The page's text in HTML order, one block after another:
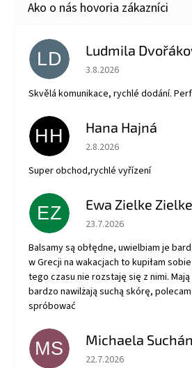
LD Ludmila
Hodnotenie obchodu je 5
3.8.2026
Skvělá komunikace, rychlé dodání.
HH Hana Hajná
Hodnotenie obchodu je 5
2.8.2026
Super obchod,rychlé vyřízení
EZ Ewa Zielke Zielke
Hodnotenie obchodu je 5
23.7.2026
Balsamy są obłędne, uwielbiam je
w Grecji na wakacjach to kupiłam
tego czasu nie rozstaję się z nimi.
bardzo nawilżają suchą skórę,
spróbować
MS Michaela
Hodnotenie obchodu je 5
22.7.2026